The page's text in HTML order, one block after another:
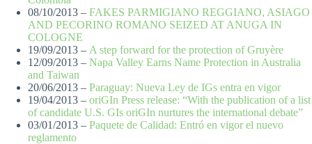
08/10/2013 – FAKES PARMIGIANO REGGIANO, ASIAGO
AND PECORINO ROMANO SEIZED AT ANUGA IN
COLOGNE
19/09/2013 – A step forward for the protection of Gruyère
12/09/2013 – Napa Valley Earns Name Protection in Australia
and Taiwan
20/06/2013 – Paraguay: Nueva Ley de IGs entra en vigor
19/04/2013 – oriGIn Press release: “With the publication of a list
of candidate U.S. GIs oriGIn nurtures the international debate”
03/01/2013 – Paquete de Calidad: Entró en vigor el nuevo
reglamento